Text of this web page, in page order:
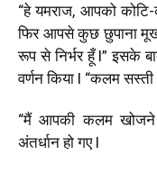
“हे यमराज, आपको कोटि-
फिर आपसे कुछ छुपाना
रूप से निर्भर हूँ l” इसके
वर्णन किया l “कलम
“मैं आपकी कलम खोजने
अंतर्धान हो गए l